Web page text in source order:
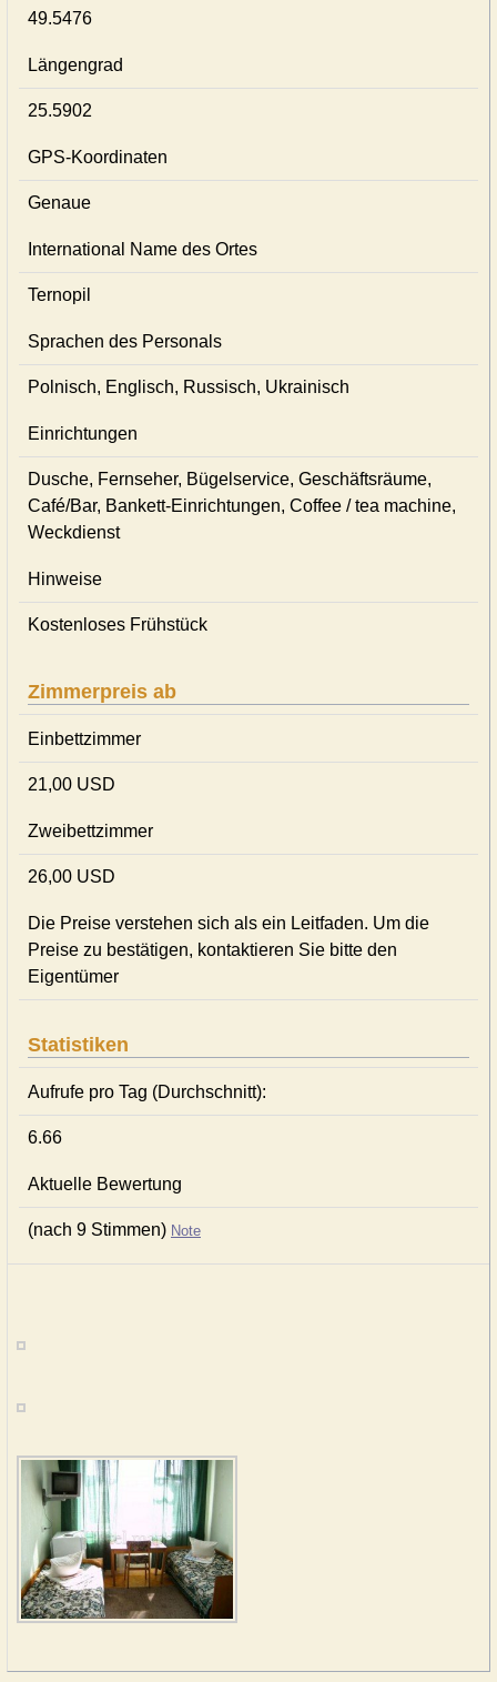
49.5476
Längengrad
25.5902
GPS-Koordinaten
Genaue
International Name des Ortes
Ternopil
Sprachen des Personals
Polnisch, Englisch, Russisch, Ukrainisch
Einrichtungen
Dusche, Fernseher, Bügelservice, Geschäftsräume,
Café/Bar, Bankett-Einrichtungen, Coffee / tea machine,
Weckdienst
Hinweise
Kostenloses Frühstück
Zimmerpreis ab
Einbettzimmer
21,00 USD
Zweibettzimmer
26,00 USD
Die Preise verstehen sich als ein Leitfaden. Um die
Preise zu bestätigen, kontaktieren Sie bitte den
Eigentümer
Statistiken
Aufrufe pro Tag (Durchschnitt):
6.66
Aktuelle Bewertung
(nach 9 Stimmen) Note